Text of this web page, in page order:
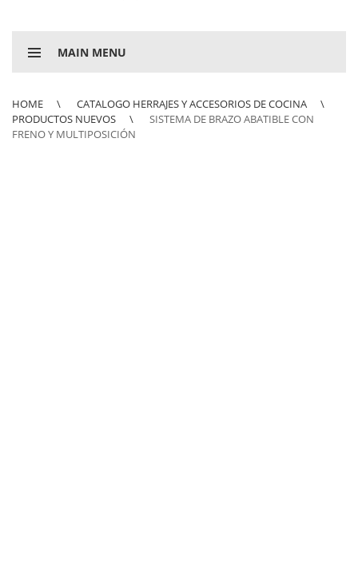
MAIN MENU
HOME
CATALOGO HERRAJES Y ACCESORIOS DE COCINA
PRODUCTOS NUEVOS
SISTEMA DE BRAZO ABATIBLE CON
FRENO Y MULTIPOSICIÓN